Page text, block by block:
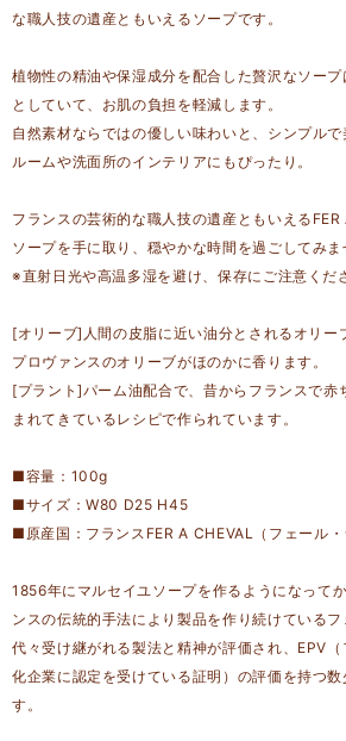
な職人技の遺産ともいえるソープです。
植物性の精油や保湿成分を配合した贅沢なソープ
としていて、お肌の負担を軽減します。
自然素材ならではの優しい味わいと、シンプル
ルームや洗面所のインテリアにもぴったり。
フランスの芸術的な職人技の遺産ともいえる
ソープを手に取り、穏やかな時間を過ごしてみま
※直射日光や高温多湿を避け、保存にご注意くだ
[オリーブ]人間の皮脂に近い油分とされるオリー
プロヴァンスのオリーブがほのかに香ります。
[プラント]パーム油配合で、昔からフランスで赤
まれてきているレシピで作られています。
■容量：100g
■サイズ：W80 D25 H45
■原産国：フランスFER A CHEVAL（フェール・
1856年にマルセイユソープを作るようになって
ンスの伝統的手法により製品を作り続けているフ
代々受け継がれる製法と精神が評価され、EPV
化企業に認定を受けている証明）の評価を持つ
す。